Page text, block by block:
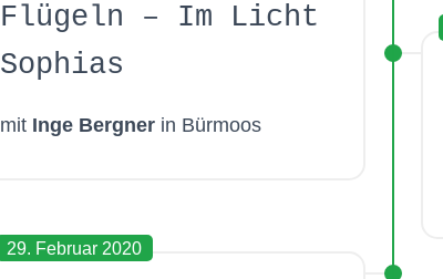
Flügeln – Im Licht
Sophias
mit Inge Bergner in Bürmoos
29. Februar 2020